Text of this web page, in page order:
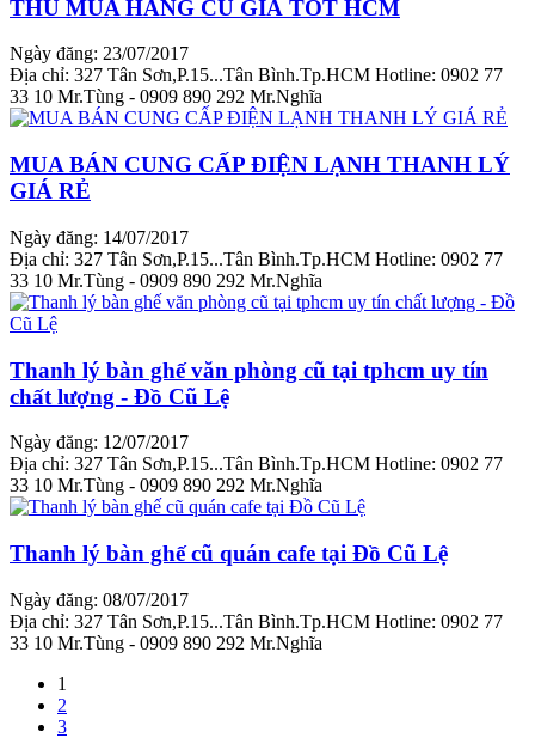
THU MUA HÀNG CŨ GIÁ TỐT HCM
Ngày đăng: 23/07/2017
Địa chỉ: 327 Tân Sơn,P.15...Tân Bình.Tp.HCM Hotline: 0902 77
33 10 Mr.Tùng - 0909 890 292 Mr.Nghĩa
MUA BÁN CUNG CẤP ĐIỆN LẠNH THANH LÝ
GIÁ RẺ
Ngày đăng: 14/07/2017
Địa chỉ: 327 Tân Sơn,P.15...Tân Bình.Tp.HCM Hotline: 0902 77
33 10 Mr.Tùng - 0909 890 292 Mr.Nghĩa
Thanh lý bàn ghế văn phòng cũ tại tphcm uy tín
chất lượng - Đồ Cũ Lệ
Ngày đăng: 12/07/2017
Địa chỉ: 327 Tân Sơn,P.15...Tân Bình.Tp.HCM Hotline: 0902 77
33 10 Mr.Tùng - 0909 890 292 Mr.Nghĩa
Thanh lý bàn ghế cũ quán cafe tại Đồ Cũ Lệ
Ngày đăng: 08/07/2017
Địa chỉ: 327 Tân Sơn,P.15...Tân Bình.Tp.HCM Hotline: 0902 77
33 10 Mr.Tùng - 0909 890 292 Mr.Nghĩa
1
2
3